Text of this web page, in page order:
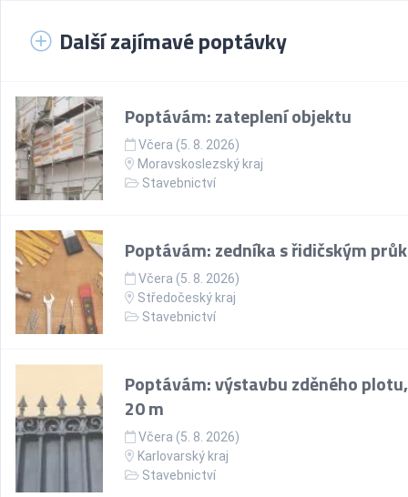
Další zajímavé poptávky
Poptávám: zateplení objektu
Včera (5. 8. 2026)
Moravskoslezský kraj
Stavebnictví
Poptávám: zedníka s řidičským
Včera (5. 8. 2026)
Středočeský kraj
Stavebnictví
Poptávám: výstavbu zděného
20 m
Včera (5. 8. 2026)
Karlovarský kraj
Stavebnictví